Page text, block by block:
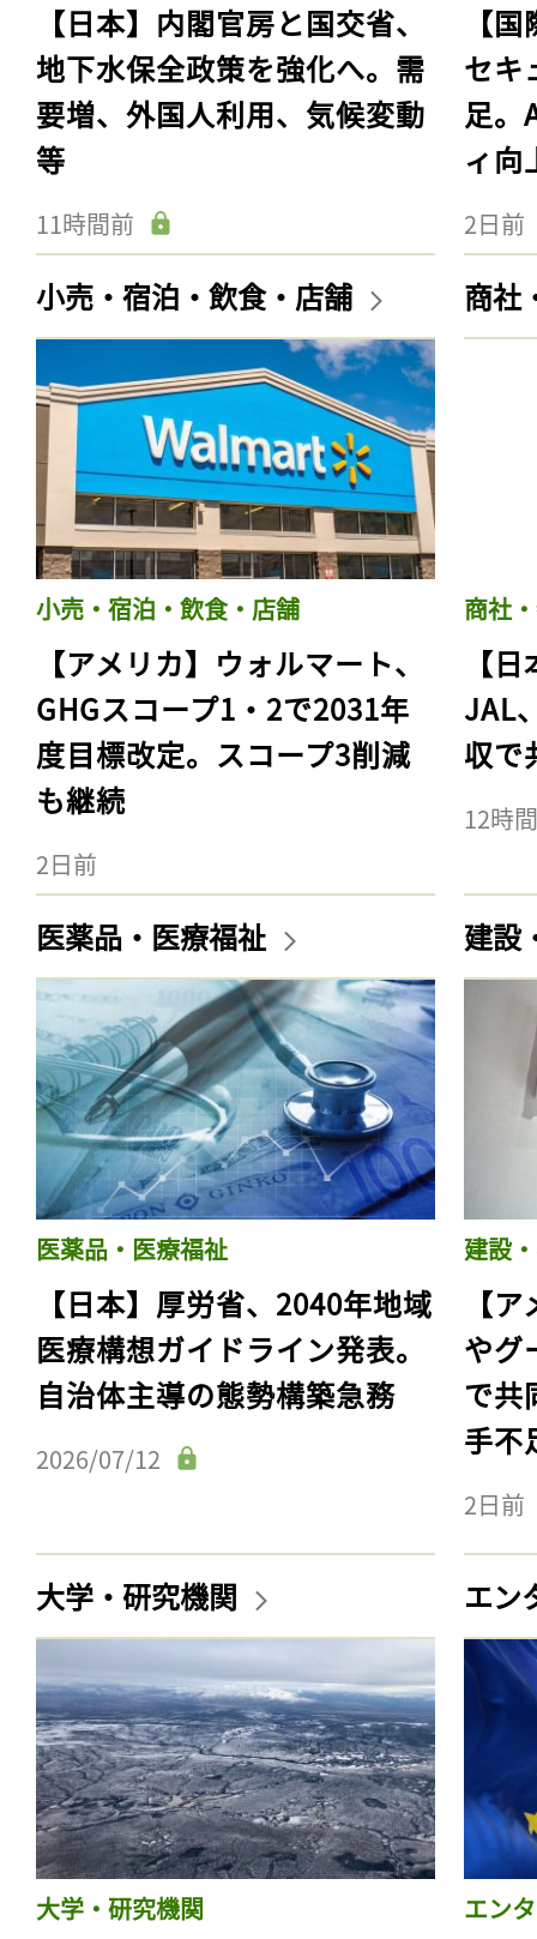
【日本】内閣官房と国交省、
地下水保全政策を強化へ。需
要増、外国人利用、気候変動
等
11時間前
【
セキ
足。
ィ向
2日前
小売・宿泊・飲食・店舗
小売・宿泊・飲食・店舗
【アメリカ】ウォルマート、
GHGスコープ1・2で2031年
度目標改定。スコープ3削減
も継続
2日前
商社
商社
【
JAL
収で
12時
医薬品・医療福祉
医薬品・医療福祉
【日本】厚労省、2040年地域
医療構想ガイドライン発表。
自治体主導の態勢構築急務
2026/07/12
建設
建設
【
やグ
で共
手不
2日前
大学・研究機関
大学・研究機関
エン
エン
記事をお気に入りに
ログインが必
ログイン
会員登録